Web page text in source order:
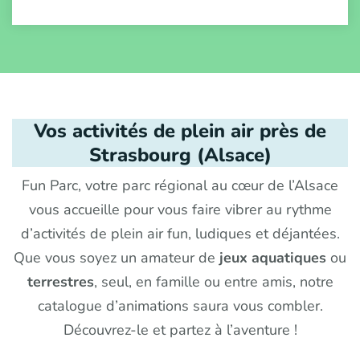
Vos activités de plein air près de
Strasbourg (Alsace)
Fun Parc, votre parc régional au cœur de l’Alsace
vous accueille pour vous faire vibrer au rythme
d’activités de plein air fun, ludiques et déjantées.
Que vous soyez un amateur de jeux aquatiques ou
terrestres, seul, en famille ou entre amis, notre
catalogue d’animations saura vous combler.
Découvrez-le et partez à l’aventure !